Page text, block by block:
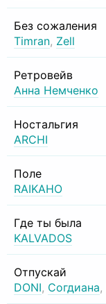
Без сожаления
Timran, Zell
Ретровейв
Анна Немченко
Ностальгия
ARCHI
Поле
RAIKAHO
Где ты была
KALVADOS
Отпускай
DONI, Согдиана,